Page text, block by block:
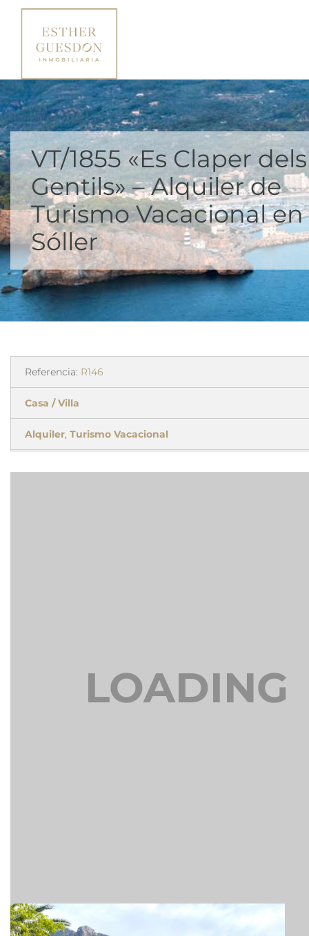
VT/1855 «Es Claper dels
Gentils» – Alquiler de
Turismo Vacacional en
Sóller
Referencia: R146
Casa / Villa
Alquiler, Turismo Vacacional